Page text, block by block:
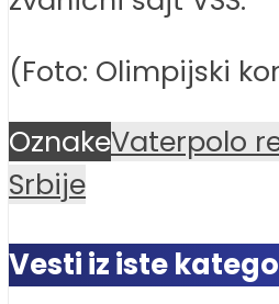
(Foto: Olimpijski
OznakeVaterpolo
Srbije
Vesti iz iste